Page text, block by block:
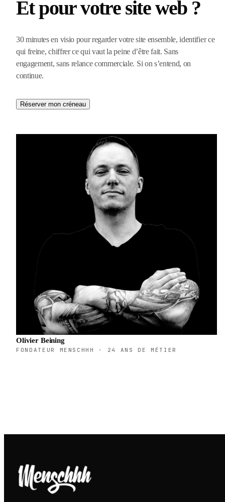
Et pour votre site web ?
30 minutes en visio pour regarder votre site ensemble, identifier ce
qui freine, chiffrer ce qui vaut la peine d’être fait. Sans
engagement, sans relance commerciale. Si on s’entend, on
continue.
Réserver mon créneau
Olivier Beining
FONDATEUR MENSCHHH · 24 ANS DE MÉTIER